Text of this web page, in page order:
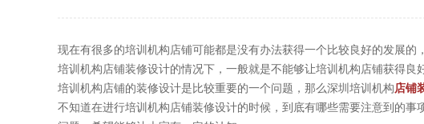
现在有很多的培训机构店铺可能都是没有办法获得一个比较良好的发展
培训机构店铺装修设计的情况下，一般就是不能够让培训机构店铺获得
培训机构店铺的装修设计是比较重要的一个问题，那么深圳培训机构店铺
不知道在进行培训机构店铺装修设计的时候，到底有哪些需要注意到的事